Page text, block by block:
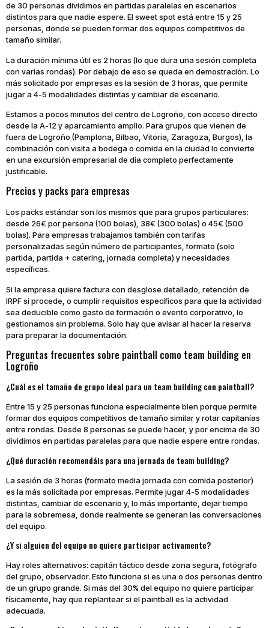
de 30 personas dividimos en partidas paralelas en escenarios
distintos para que nadie espere. El sweet spot está entre 15 y 25
personas, donde se pueden formar dos equipos competitivos de
tamaño similar.
La duración mínima útil es 2 horas (lo que dura una sesión completa
con varias rondas). Por debajo de eso se queda en demostración. Lo
más solicitado por empresas es la sesión de 3 horas, que permite
jugar a 4-5 modalidades distintas y cambiar de escenario.
Estamos a pocos minutos del centro de Logroño, con acceso directo
desde la A-12 y aparcamiento amplio. Para grupos que vienen de
fuera de Logroño (Pamplona, Bilbao, Vitoria, Zaragoza, Burgos), la
combinación con visita a bodega o comida en la ciudad lo convierte
en una excursión empresarial de día completo perfectamente
justificable.
Precios y packs para empresas
Los packs estándar son los mismos que para grupos particulares:
desde 26€ por persona (100 bolas), 38€ (300 bolas) o 45€ (500
bolas). Para empresas trabajamos también con tarifas
personalizadas según número de participantes, formato (solo
partida, partida + catering, jornada completa) y necesidades
específicas.
Si la empresa quiere factura con desglose detallado, retención de
IRPF si procede, o cumplir requisitos específicos para que la actividad
sea deducible como gasto de formación o evento corporativo, lo
gestionamos sin problema. Solo hay que avisar al hacer la reserva
para preparar la documentación.
Preguntas frecuentes sobre paintball como team building en
Logroño
¿Cuál es el tamaño de grupo ideal para un team building con paintball?
Entre 15 y 25 personas funciona especialmente bien porque permite
formar dos equipos competitivos de tamaño similar y rotar capitanías
entre rondas. Desde 8 personas se puede hacer, y por encima de 30
dividimos en partidas paralelas para que nadie espere entre rondas.
¿Qué duración recomendáis para una jornada de team building?
La sesión de 3 horas (formato media jornada con comida posterior)
es la más solicitada por empresas. Permite jugar 4-5 modalidades
distintas, cambiar de escenario y, lo más importante, dejar tiempo
para la sobremesa, donde realmente se generan las conversaciones
del equipo.
¿Y si alguien del equipo no quiere participar activamente?
Hay roles alternativos: capitán táctico desde zona segura, fotógrafo
del grupo, observador. Esto funciona si es una o dos personas dentro
de un grupo grande. Si más del 30% del equipo no quiere participar
físicamente, hay que replantear si el paintball es la actividad
adecuada.